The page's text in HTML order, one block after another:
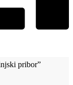
pribor”